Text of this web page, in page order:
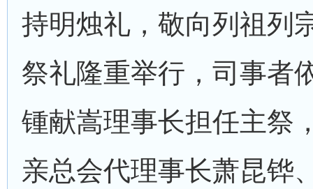
持明烛礼，敬向列祖列
祭礼隆重举行，司事者
锺献嵩理事长担任主祭
亲总会代理事长萧昆铧